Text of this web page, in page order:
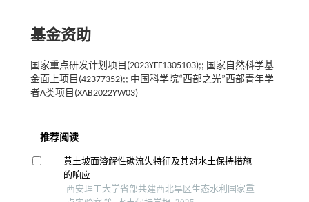
基金资助
国家重点研发计划项目(2023YFF1305103);; 国家自然科学基
金面上项目(42377352);; 中国科学院“西部之光”西部青年学
者A类项目(XAB2022YW03)